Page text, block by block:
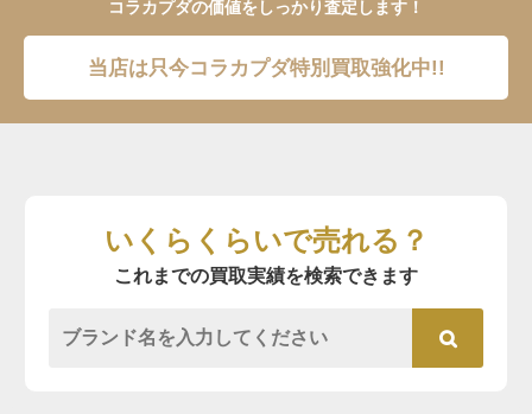
コラカプダの価値をしっかり査定します！
当店は只今コラカプダ特別買取強化中!!
いくらくらいで売れる？
これまでの買取実績を検索できます